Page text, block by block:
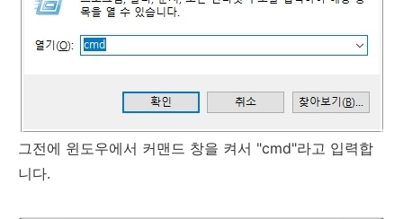
그전에 윈도우에서 커맨드 창을 켜서 "cmd"라고 입력합
니다.